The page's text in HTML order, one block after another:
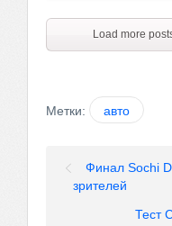
Load more
Метки: авто
Финал Sochi
зрителей
Тест